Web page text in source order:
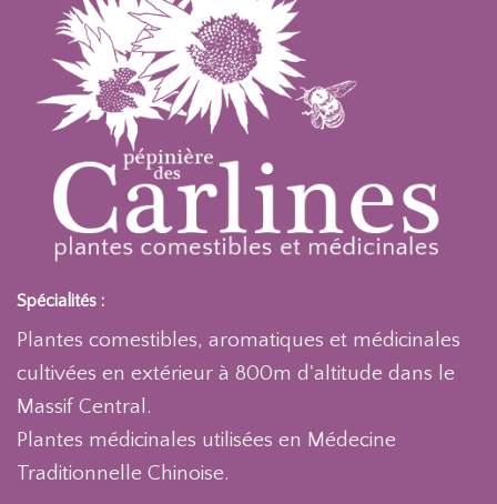
Spécialités :
Plantes comestibles, aromatiques et médicinales
cultivées en extérieur à 800m d'altitude dans le
Massif Central.
Plantes médicinales utilisées en Médecine
Traditionnelle Chinoise.